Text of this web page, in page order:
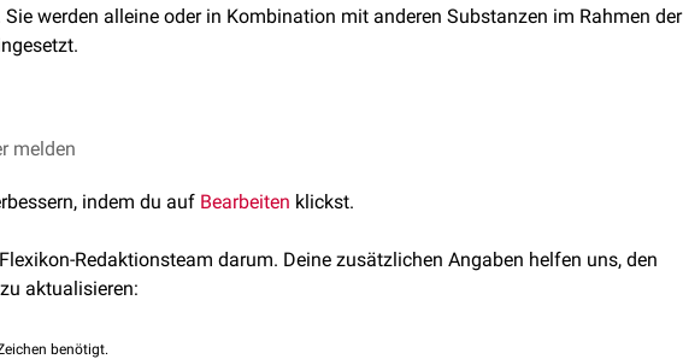
Sie werden alleine oder in Kombination mit anderen Substanzen im Rahmen der
und stimulatorische Immuncheckpoints. Dabei handelt es um
stimulatorische Immuncheckpoints das Gegenteil.
an stimulatorische Immuncheckpoints erreicht werden. Entsprechend
Checkpoint-Modulatoren
melden
indem du auf Bearbeiten klickst.
Redaktionsteam darum. Deine zusätzlichen Angaben helfen uns, den
aktualisieren:
benötigt.